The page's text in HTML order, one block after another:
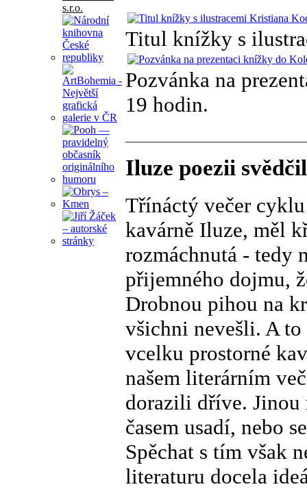
Titul knížky s
Pozvánka na
19 hodin.
Iluze poezii
Třínáctý večer
kavárně Iluze, měl
rozmáchnutá - tedy
přijemného dojmu,
Drobnou pihou na
všichni nevešli. A to
vcelku prostorné
našem literárním
dorazili dříve. Jinou
časem usadí, nebo
Spěchat s tím však
literaturu docela